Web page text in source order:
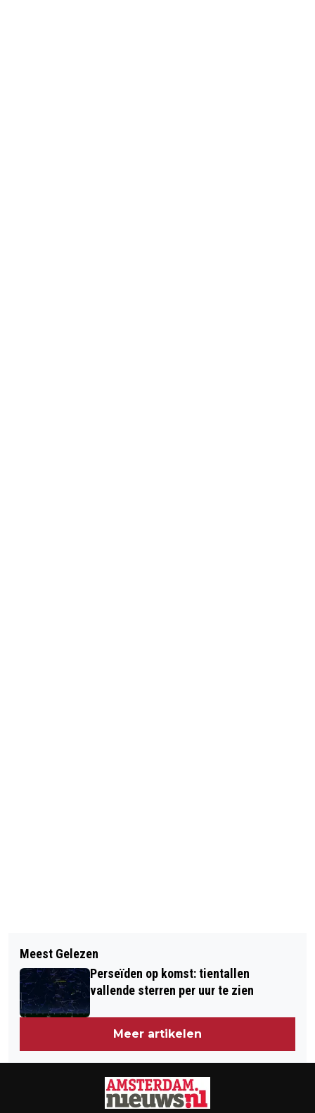
CIJFERS BELGIË
STELLING VAN AMSTERDAM 20 JAAR
UNESCO WERELDERFGOED
Meest Gelezen
Perseïden op komst: tientallen
vallende sterren per uur te zien
Meer artikelen